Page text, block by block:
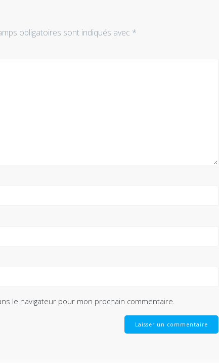
obligatoires sont indiqués avec *
le navigateur pour mon prochain commentaire.